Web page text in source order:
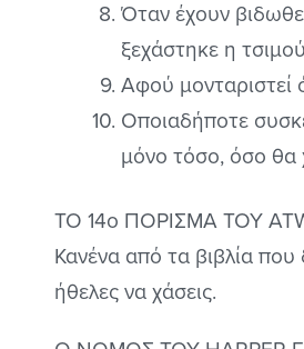
Όταν έχουν
ξεχάστηκε η
Αφού μονταριστεί
Οποιαδήποτε
μόνο τόσο, όσο θα
ΤΟ 14ο ΠΟΡΙΣΜΑ ΤΟΥ
Κανένα από τα βιβλία που
ήθελες να χάσεις.